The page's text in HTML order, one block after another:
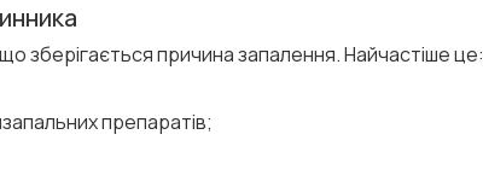
зберігається причина запалення. Найчастіше це:
препаратів;